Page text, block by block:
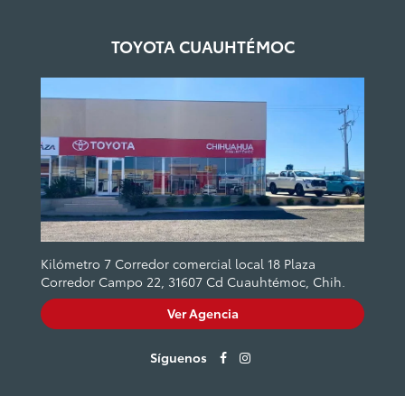
TOYOTA CUAUHTÉMOC
Kilómetro 7 Corredor comercial local 18 Plaza
Corredor Campo 22, 31607 Cd Cuauhtémoc, Chih.
Ver Agencia
Síguenos